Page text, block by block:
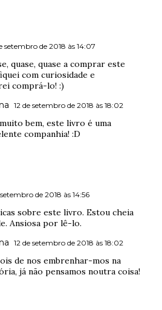
setembro de 2018 às 14:07
quase, quase a comprar este
com curiosidade e
comprá-lo! :)
12 de setembro de 2018 às 18:02
bem, este livro é uma
companhia! :D
setembro de 2018 às 14:56
sobre este livro. Estou cheia
Ansiosa por lê-lo.
12 de setembro de 2018 às 18:02
de nos embrenhar-mos na
já não pensamos noutra coisa!